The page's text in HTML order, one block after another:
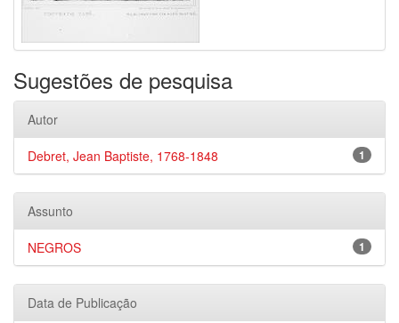
Sugestões de pesquisa
Autor
1
Debret, Jean Baptiste, 1768-1848
Assunto
1
NEGROS
Data de Publicação